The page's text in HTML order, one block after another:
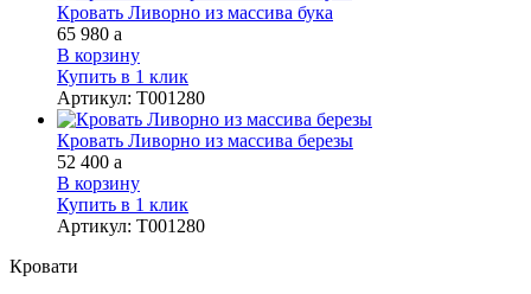
Кровать Ливорно из массива бука
65 980 a
В корзину
Купить в 1 клик
Артикул: Т001280
Кровать Ливорно из массива березы
52 400 a
В корзину
Купить в 1 клик
Артикул: Т001280
Кровати